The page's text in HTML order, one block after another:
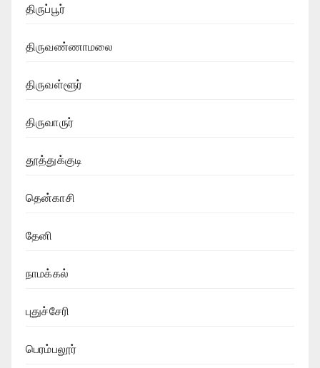
திருப்பூர்
திருவண்ணாமலை
திருவள்ளூர்
திருவாருர்
தூத்துக்குடி
தென்காசி
தேனி
நாமக்கல்
புதுச்சேரி
பெரம்பலூர்